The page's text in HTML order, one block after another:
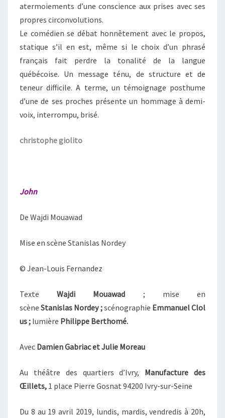
atermoiements d’une conscience aux prises avec ses
propres circonvolutions.
Le comédien se débat honnêtement avec le propos,
statique s’il en est, même si le choix d’un phrasé
français fait perdre la tonalité de la langue
québécoise. Un message ténu, de structure et de
teneur difficile. A terme, un témoignage posthume
d’une de ses proches présente un hommage à demi-
voix, interrompu, brisé.
christophe giolito
John
De Wajdi Mouawad
Mise en scène Stanislas Nordey
© Jean-Louis Fernandez
TexteWajdi Mouawad ; mise en
scèneStanislas Nordey ;scénographie Emmanuel Clol
us ; lumière Philippe Berthomé.
Avec Damien Gabriac et Julie Moreau
Au théâtre des quartiers d’Ivry, Manufacture des
Œillets, 1 place Pierre Gosnat 94200 Ivry-sur-Seine
Du 8 au 19 avril 2019, lundis, mardis, vendredis à 20h,